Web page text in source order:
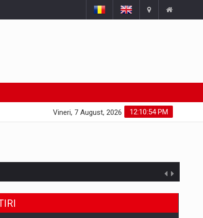
12:10:55 PM
Vineri, 7 August, 2026